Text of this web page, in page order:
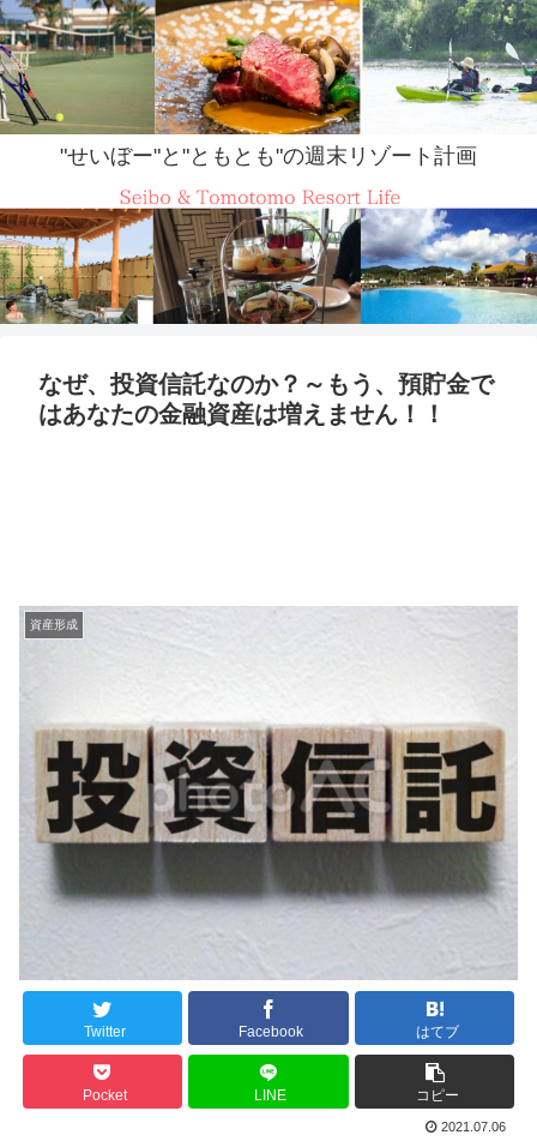
"せいぼー"と"ともとも"の週末リゾート計画
なぜ、投資信託なのか？～もう、預貯金で
はあなたの金融資産は増えません！！
資産形成
Twitter Facebook はてブ
Pocket LINE コピー
2021.07.06